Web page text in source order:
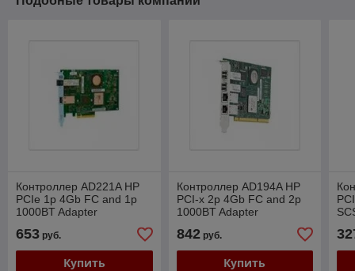
Контроллер AD221A HP
PCIe 1p 4Gb FC and 1p
1000BT Adapter
653 руб.
Купить
Контроллер AD194A HP
PCI-x 2p 4Gb FC and 2p
1000BT Adapter
842руб.
Купить